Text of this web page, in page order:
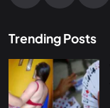
Trending Posts